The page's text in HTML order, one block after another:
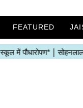
FEATURED